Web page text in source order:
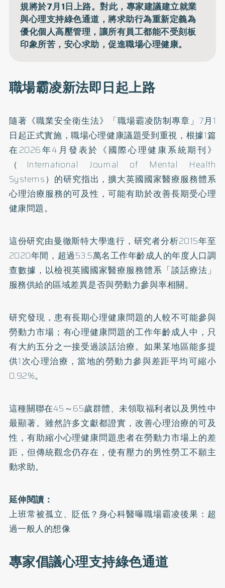
規將於7月1日上路。對此，專家建議建立就業
與心理支持綠色通道，將求助行為重新定義為
優化個人高壓管理，讓所有員工都能不受刻板
印象所苦，安心求助，促進職場心理健康。
職場霸凌新法即日起上路
隨著 《職業安全衛生法》
「職場霸凌防制專章」7月1
日起正式實施，職場心理健康議題受到重視，根據1篇
在2026年4月發表於《國際心理健康系統期刊》
（International Journal of Mental Health
Systems）的研究指出，擴大英國國家醫療服務體系
心理治療服務的可及性，可能有助於改善長期受心理
健康問題。
這份研究由曼徹斯特大學進行，研究者分析2015年至
2020年間，超過53.5萬名工作年齡成人的年度人口調
查數據，以檢視英國國家醫療服務體系「談話療法」
服務供給的區域差異是否與勞動力參與率相關。
研究發現，患有長期心理健康問題的人較不可能參與
勞動力市場；有心理健康問題的工作年齡成人中，只
有大約五分之一接受過談話治療。如果某地區能多提
供1次心理治療，當地的勞動力參與差距平均可縮小
0.92%。
這種關聯在45～65歲群體、未領取福利者以及男性中
最顯著。雖然許多文獻都證實，改善心理治療的可及
性，有助縮小心理健康問題患者在勞動力市場上的差
距，但傳統觀念仍存在，使有壓力的男性勞工不願主
動求助。
延伸閱讀：
上班常被孤立、貶低？身心科醫曝職場霸凌後果：超
過一般人的想像
專家倡議心理支持綠色通道